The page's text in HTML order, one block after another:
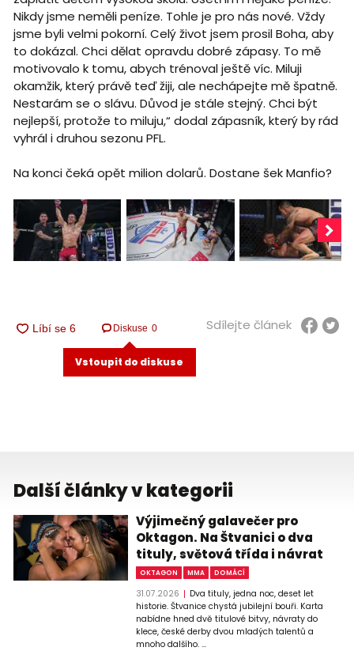
Nikdy jsme neměli peníze. Tohle je pro nás nové. Vždy
jsme byli velmi pokorní. Celý život jsem prosil Boha, aby
to dokázal. Chci dělat opravdu dobré zápasy. To mě
motivovalo k tomu, abych trénoval ještě víc. Miluji
okamžik, který právě teď žiji, ale nechápejte mě špatně.
Nestarám se o slávu. Důvod je stále stejný. Chci být
nejlepší, protože to miluju,“ dodal zápasník, který by rád
vyhrál i druhou sezonu PFL.
Na konci čeká opět milion dolarů. Dostane šek Manfio?
Diskuse 0
Vstoupit do diskuse
Sdílejte článek
Další články v kategorii
Výjimečný galavečer pro
Oktagon. Na Štvanici o dva
tituly, světová třída i návrat
OKTAGON MMA DOMÁCÍ
31.07.2026
Dva tituly, jedna noc, deset let
historie. Štvanice chystá jubilejní bouři. Karta
nabídne hned dvě titulové bitvy, návraty do
klece, české derby dvou mladých talentů a
mnoho dalšího. ...